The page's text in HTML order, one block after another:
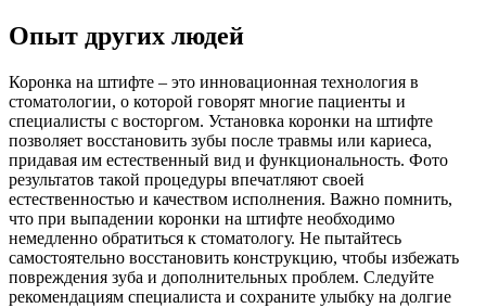
Опыт других людей
Коронка на штифте – это инновационная технология в
стоматологии, о которой говорят многие пациенты и
специалисты с восторгом. Установка коронки на штифте
позволяет восстановить зубы после травмы или кариеса,
придавая им естественный вид и функциональность. Фото
результатов такой процедуры впечатляют своей
естественностью и качеством исполнения. Важно помнить,
что при выпадении коронки на штифте необходимо
немедленно обратиться к стоматологу. Не пытайтесь
самостоятельно восстановить конструкцию, чтобы избежать
повреждения зуба и дополнительных проблем. Следуйте
рекомендациям специалиста и сохраните улыбку на долгие